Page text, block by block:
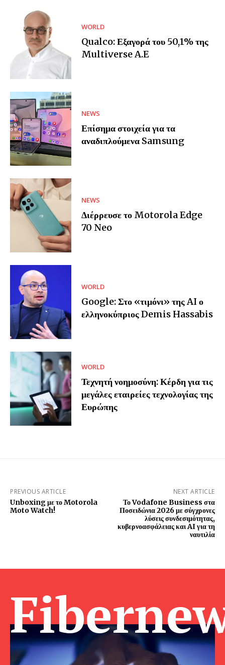
WORLD
Qualco: Εξαγορά του 50,1% της
Multiverse A.E
NEWS
Επίσημα στοιχεία για τα
αναδιπλούμενα Samsung
NEWS
Διέρρευσε το Motorola Edge
70 Neo
WORLD
Google: Στο «τιμόνι» της AI ο
ελληνοκύπριος Demis Hassabis
WORLD
Τεχνητή νοημοσύνη: Κέρδη για τις
μεγάλες εταιρείες τεχνολογίας της
Ευρώπης
PREVIOUS ARTICLE
Unboxing με το Motorola
Moto Watch!
NEXT ARTICLE
Το Vodafone Business στα
Ποσειδώνια 2026 με σύγχρονες
λύσεις συνδεσιμότητας,
κυβερνοασφάλειας και AI για τη
ναυτιλία